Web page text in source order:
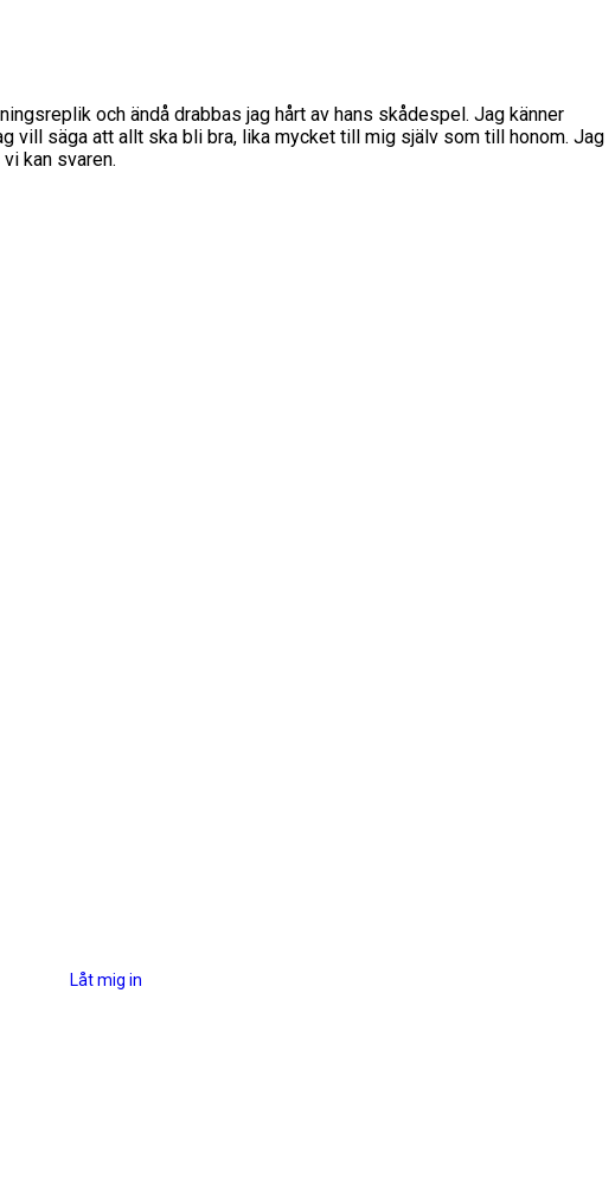
och ändå drabbas jag hårt av hans skådespel. Jag känner
vill säga att allt ska bli bra, lika mycket till mig själv som till honom. Jag
kan svaren.
Låt mig in